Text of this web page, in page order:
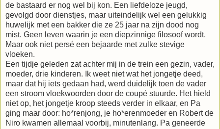
de bastaard er nog wel bij kon. Een liefdeloze jeugd,
gevolgd door dienstjes, maar uiteindelijk wel een gelukkig
huwelijk met een bakker die ze 25 jaar na zijn dood nog
mist. Geen leven waarin je een diepzinnige filosoof wordt.
Maar ook niet persé een bejaarde met zulke stevige
vloeken.
Een tijdje geleden zat achter mij in de trein een gezin, vader,
moeder, drie kinderen. Ik weet niet wat het jongetje deed,
maar dat hij iets gedaan had, werd duidelijk toen de vader
een stroom vloekwoorden door de coupé stuurde. Het hield
niet op, het jongetje kroop steeds verder in elkaar, en Pa
ging maar door: ho*renjong, je ho*erenmoeder en Robert de
Niro kwamen allemaal voorbij, minutenlang. Pa geneerde